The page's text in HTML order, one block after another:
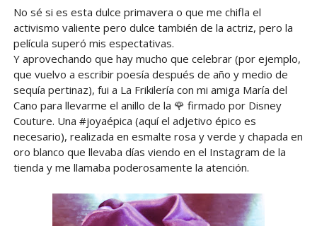
No sé si es esta dulce primavera o que me chifla el
activismo valiente pero dulce también de la actriz, pero la
película superó mis espectativas.
Y aprovechando que hay mucho que celebrar (por ejemplo,
que vuelvo a escribir poesía después de año y medio de
sequía pertinaz), fui a La Frikilería con mi amiga María del
Cano para llevarme el anillo de la 🌹 firmado por Disney
Couture. Una #joyaépica (aquí el adjetivo épico es
necesario), realizada en esmalte rosa y verde y chapada en
oro blanco que llevaba días viendo en el Instagram de la
tienda y me llamaba poderosamente la atención.